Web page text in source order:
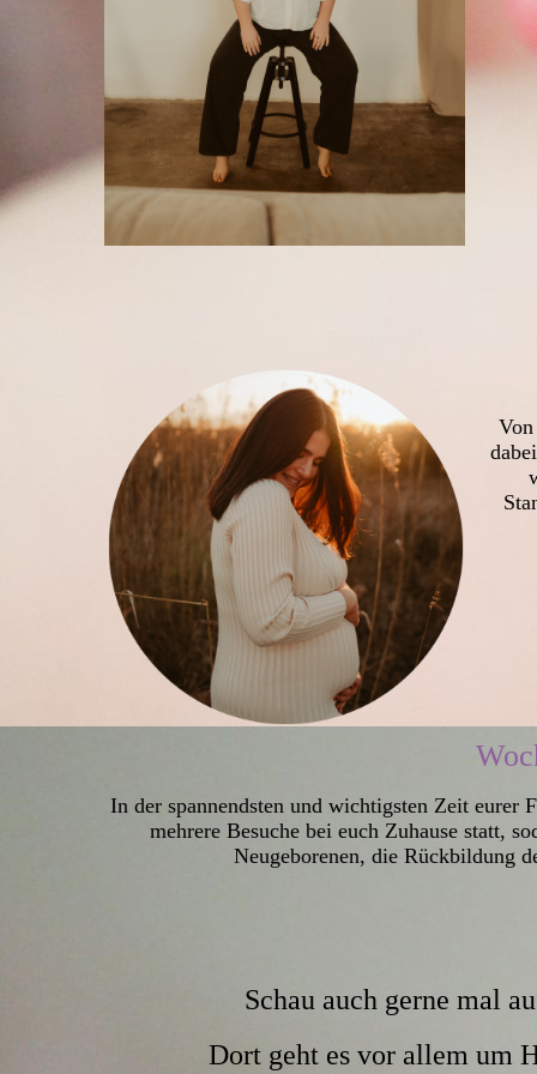
In der spannendsten und wichtigsten Zeit eurer
mehrere Besuche bei euch Zuhause statt,
Neugeborenen, die Rückbildung
Schau auch gerne mal
Dort geht es vor allem um